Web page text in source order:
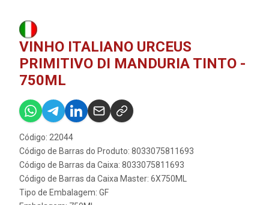
VINHO ITALIANO URCEUS
PRIMITIVO DI MANDURIA TINTO -
750ML
Código: 22044
Código de Barras do Produto: 8033075811693
Código de Barras da Caixa: 8033075811693
Código de Barras da Caixa Master: 6X750ML
Tipo de Embalagem: GF